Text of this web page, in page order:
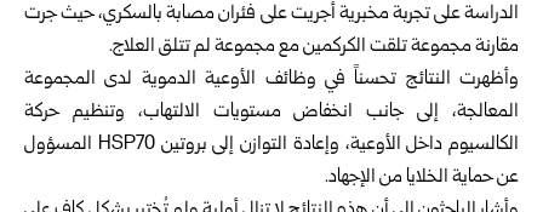
الدراسة على تجربة مخبرية أجريت على فئران مصابة بالسكري، حيث جرت
مقارنة مجموعة تلقت الكركمين مع مجموعة لم تتلق العلاج.
وأظهرت النتائج تحسناً في وظائف الأوعية الدموية لدى المجموعة
المعالجة، إلى جانب انخفاض مستويات الالتهاب، وتنظيم حركة
الكالسيوم داخل الأوعية، وإعادة التوازن إلى بروتين HSP70 المسؤول
عن حماية الخلايا من الإجهاد.